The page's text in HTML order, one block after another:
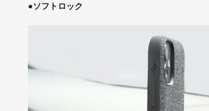
●ソフトロック